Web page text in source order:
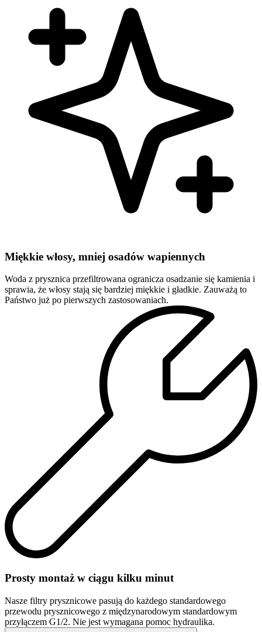
Miękkie włosy, mniej osadów wapiennych
Woda z prysznica przefiltrowana ogranicza osadzanie się kamienia i
sprawia, że włosy stają się bardziej miękkie i gładkie. Zauważą to
Państwo już po pierwszych zastosowaniach.
Prosty montaż w ciągu kilku minut
Nasze filtry prysznicowe pasują do każdego standardowego
przewodu prysznicowego z międzynarodowym standardowym
przyłączem G1/2. Nie jest wymagana pomoc hydraulika.